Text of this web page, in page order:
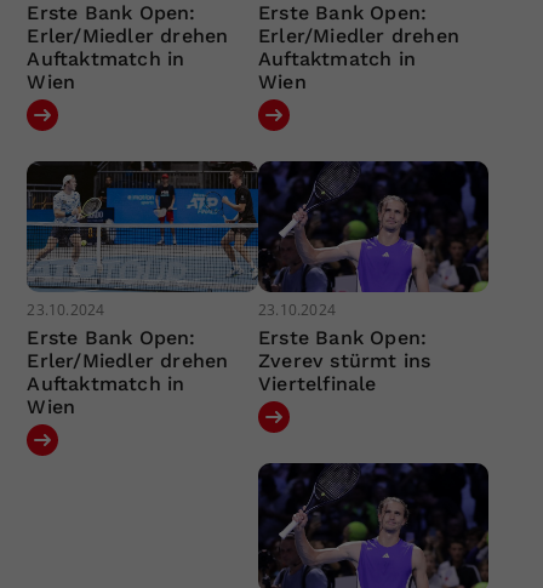
Erste Bank Open:
Erler/Miedler drehen
Auftaktmatch in
Wien
Erste Bank Open:
Erler/Miedler drehen
Auftaktmatch in
Wien
23.10.2024
Erste Bank Open:
Erler/Miedler drehen
Auftaktmatch in
Wien
23.10.2024
Erste Bank Open:
Zverev stürmt ins
Viertelfinale